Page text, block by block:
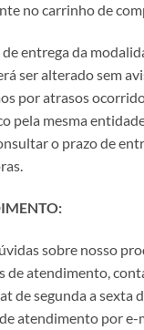
no carrinho de
de entrega da
ser alterado sem
por atrasos
pela mesma
o prazo de
sobre nosso
de atendimento,
de segunda a sexta
atendimento por